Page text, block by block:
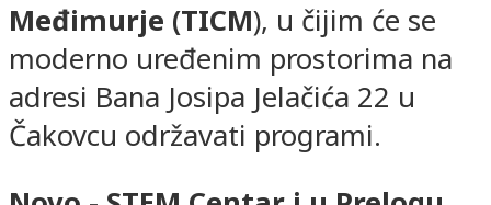
Međimurje (TICM), u čijim će se
moderno uređenim prostorima na
adresi Bana Josipa Jelačića 22 u
Čakovcu održavati programi.